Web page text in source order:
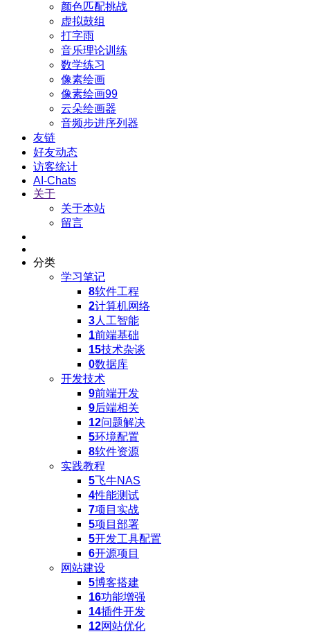
颜色匹配挑战
虚拟鼓组
打字雨
音乐理论训练
数学练习
像素绘画
像素绘画99
云朵绘画器
音频步进序列器
友链
好友动态
访客统计
AI-Chats
关于
关于本站
留言
分类
学习笔记
8软件工程
2计算机网络
3人工智能
1前端基础
15技术杂谈
0数据库
开发技术
9前端开发
9后端相关
12问题解决
5环境配置
8软件资源
实践教程
5飞牛NAS
4性能测试
7项目实战
5项目部署
5开发工具配置
6开源项目
网站建设
5博客搭建
16功能增强
14插件开发
12网站优化